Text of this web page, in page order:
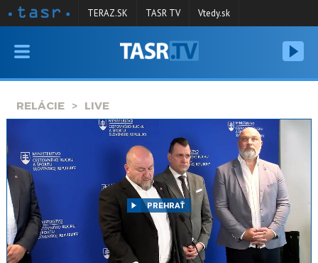
VYSIELANIE
SPRAVODAJSTVO
ARCHÍV
TERAZ.SK TASR TV Vtedy.sk
RELÁCIE LIVE
PREHRAŤ